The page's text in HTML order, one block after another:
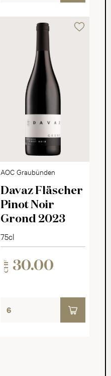
AOC Graubünden
Davaz Fläscher
Pinot Noir
Grond 2023
75cl
CHF 30.00